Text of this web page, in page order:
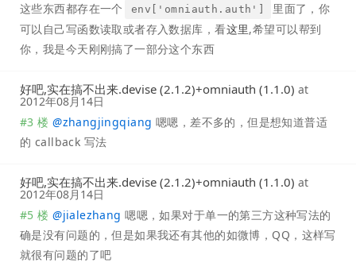
这些东西都存在一个
env['omniauth.auth']
里面了，你
可以自己写函数读取或者存入数据库，看这里,希望可以帮到
你，我是今天刚刚搞了一部分这个东西
好吧,实在搞不出来.devise (2.1.2)+omniauth (1.1.0) at
2012年08月14日
#3 楼 @zhangjingqiang 嗯嗯，差不多的，但是想知道普适
的 callback 写法
好吧,实在搞不出来.devise (2.1.2)+omniauth (1.1.0) at
2012年08月14日
#5 楼 @jialezhang 嗯嗯，如果对于单一的第三方这种写法的
确是没有问题的，但是如果我还有其他的如微博，QQ，这样写
就很有问题的了吧